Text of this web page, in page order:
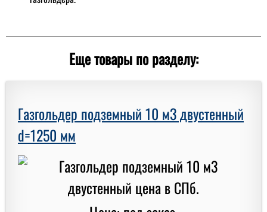
Еще товары по разделу:
Газгольдер подземный 10 м3 двустенный
d=1250 мм